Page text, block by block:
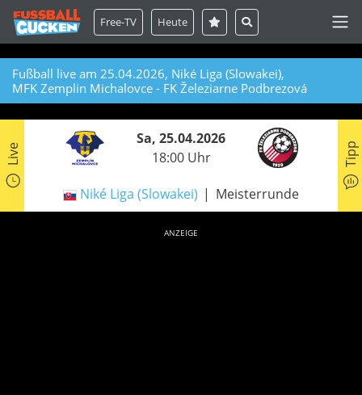
Free-TV Heute
Fußball live am 25.04.2026, Niké Liga (Slowakei),
MFK Zemplin Michalovce - FK Železiarne Podbrezová
Live
Sa, 25.04.2026
18:00 Uhr
Niké Liga (Slowakei) Meisterrunde
Tipp
ANZEIGE